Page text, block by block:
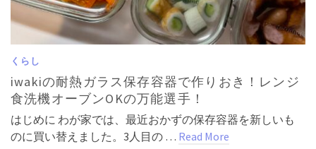
くらし
iwakiの耐熱ガラス保存容器で作りおき！レンジ
食洗機オーブンOKの万能選手！
はじめに わが家では、最近おかずの保存容器を新しいも
のに買い替えました。3人目の … Read More